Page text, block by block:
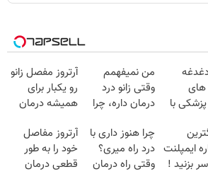
های
با
من نمیفهمم
وقتی زانو درد
درمان داره، چرا
تحمل میکنی؟❗
آرتروز مفصل زانو
رو یکبار برای
همیشه درمان
◗پرسش‌نامه◖
ایمپلنت
بزنید !
چرا هنوز داری با
درد راه میری؟
وقتی راه درمان
آرتروز مفاصل
خود را به طور
قطعی درمان